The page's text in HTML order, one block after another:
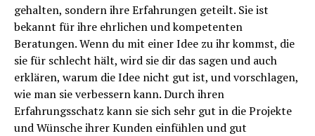
gehalten, sondern ihre Erfahrungen geteilt. Sie ist
bekannt für ihre ehrlichen und kompetenten
Beratungen. Wenn du mit einer Idee zu ihr kommst, die
sie für schlecht hält, wird sie dir das sagen und auch
erklären, warum die Idee nicht gut ist, und vorschlagen,
wie man sie verbessern kann. Durch ihren
Erfahrungsschatz kann sie sich sehr gut in die Projekte
und Wünsche ihrer Kunden einfühlen und gut